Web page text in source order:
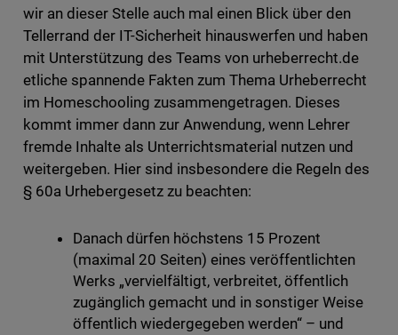
wir an dieser Stelle auch mal einen Blick über den
Tellerrand der IT-Sicherheit hinauswerfen und haben
mit Unterstützung des Teams von urheberrecht.de
etliche spannende Fakten zum Thema Urheberrecht
im Homeschooling zusammengetragen. Dieses
kommt immer dann zur Anwendung, wenn Lehrer
fremde Inhalte als Unterrichtsmaterial nutzen und
weitergeben. Hier sind insbesondere die Regeln des
§ 60a Urhebergesetz zu beachten:
Danach dürfen höchstens 15 Prozent
(maximal 20 Seiten) eines veröffentlichten
Werks „vervielfältigt, verbreitet, öffentlich
zugänglich gemacht und in sonstiger Weise
öffentlich wiedergegeben werden“ – und